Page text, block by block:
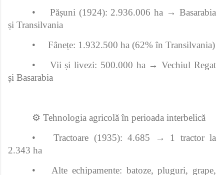
•
Pășuni (1924): 2.936.006 ha → Basarabia
și Transilvania
•
Fânețe: 1.932.500 ha (62% în Transilvania)
•
Vii și livezi: 500.000 ha → Vechiul Regat
și Basarabia
⚙️ Tehnologia agricolă în perioada interbelică
•
Tractoare (1935): 4.685 → 1 tractor la
2.343 ha
•
Alte echipamente: batoze, pluguri, grape,